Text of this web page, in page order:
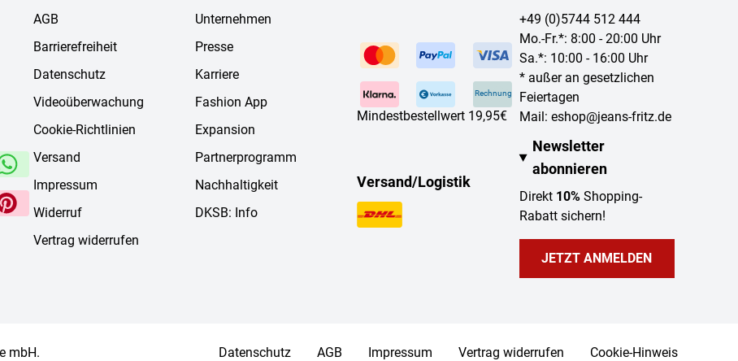
AGB
Barrierefreiheit
Datenschutz
Videoüberwachung
Cookie-Richtlinien
Versand
Impressum
Widerruf
Vertrag widerrufen
Unternehmen
Presse
Karriere
Fashion App
Expansion
Partnerprogramm
Nachhaltigkeit
DKSB: Info
Rechnung
Mindestbestellwert 19,95€
Versand/Logistik
+49 (0)5744 512 444
Mo.-Fr.*: 8:00 - 20:00 Uhr
Sa.*: 10:00 - 16:00 Uhr
* außer an gesetzlichen
Feiertagen
Mail: eshop@jeans-fritz.de
Newsletter
abonnieren
Direkt 10%Shopping-
Rabatt sichern!
JETZT ANMELDEN
mbH. Datenschutz AGB Impressum Vertrag widerrufen Cookie-Hinweis